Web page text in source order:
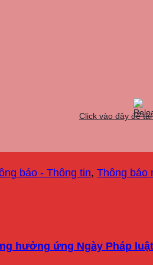
Click vào đây để
báo - Thông tin, Thông báo
hưởng ứng Ngày Pháp